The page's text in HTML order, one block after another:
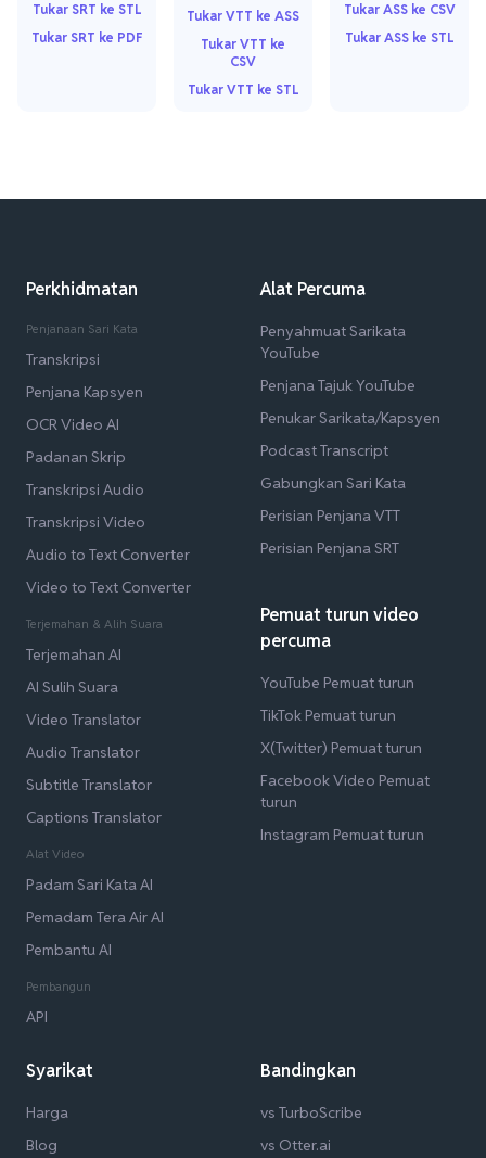
Tukar SRT ke STL
Tukar SRT ke PDF
Tukar VTT ke ASS
Tukar VTT ke
CSV
Tukar VTT ke STL
Tukar ASS ke CSV
Tukar ASS ke STL
Perkhidmatan
Penjanaan Sari Kata
Transkripsi
Penjana Kapsyen
OCR Video AI
Padanan Skrip
Transkripsi Audio
Transkripsi Video
Audio to Text Converter
Video to Text Converter
Terjemahan & Alih Suara
Terjemahan AI
AI Sulih Suara
Video Translator
Audio Translator
Subtitle Translator
Captions Translator
Alat Video
Padam Sari Kata AI
Pemadam Tera Air AI
Pembantu AI
Pembangun
API
Alat Percuma
Penyahmuat Sarikata
YouTube
Penjana Tajuk YouTube
Penukar Sarikata/Kapsyen
Podcast Transcript
Gabungkan Sari Kata
Perisian Penjana VTT
Perisian Penjana SRT
Pemuat turun video
percuma
YouTube Pemuat turun
TikTok Pemuat turun
X(Twitter) Pemuat turun
Facebook Video Pemuat
turun
Instagram Pemuat turun
Syarikat
Harga
Blog
Bandingkan
vs TurboScribe
vs Otter.ai